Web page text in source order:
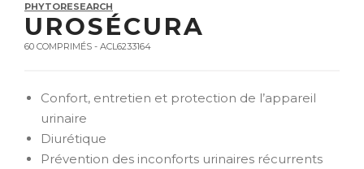
PHYTORESEARCH
UROSÉCURA
60 COMPRIMÉS - ACL6233164
Confort, entretien et protection de l’appareil
urinaire
Diurétique
Prévention des inconforts urinaires récurrents